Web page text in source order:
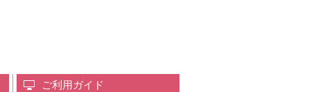
ご利用ガイド